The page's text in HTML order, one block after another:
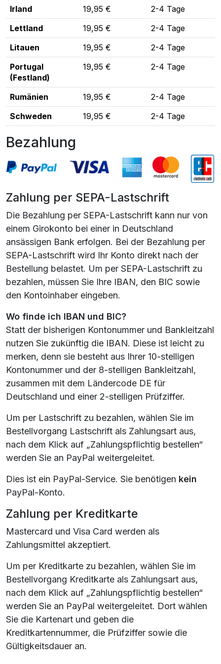
Irland 19,95 €
2-4 Tage
Lettland
19,95 €
2-4 Tage
Litauen
19,95 €
2-4 Tage
Portugal
(Festland)
19,95 € 2-4 Tage
Rumänien 19,95 €
2-4 Tage
Schweden
19,95 € 2-4 Tage
Bezahlung
Zahlung per SEPA-Lastschrift
Die Bezahlung per SEPA-Lastschrift kann nur von
einem Girokonto bei einer in Deutschland
ansässigen Bank erfolgen. Bei der Bezahlung per
SEPA-Lastschrift wird Ihr Konto direkt nach der
Bestellung belastet. Um per SEPA-Lastschrift zu
bezahlen, müssen Sie Ihre IBAN, den BIC sowie
den Kontoinhaber eingeben.
Wo finde ich IBAN und BIC?
Statt der bisherigen Kontonummer und Bankleitzahl
nutzen Sie zukünftig die IBAN. Diese ist leicht zu
merken, denn sie besteht aus Ihrer 10-stelligen
Kontonummer und der 8-stelligen Bankleitzahl,
zusammen mit dem Ländercode DE für
Deutschland und einer 2-stelligen Prüfziffer.
Um per Lastschrift zu bezahlen, wählen Sie im
Bestellvorgang Lastschrift als Zahlungsart aus,
nach dem Klick auf „Zahlungspflichtig bestellen“
werden Sie an PayPal weitergeleitet.
Dies ist ein PayPal-Service. Sie benötigen kein
PayPal-Konto.
Zahlung per Kreditkarte
Mastercard und Visa Card werden als
Zahlungsmittel akzeptiert.
Um per Kreditkarte zu bezahlen, wählen Sie im
Bestellvorgang Kreditkarte als Zahlungsart aus,
nach dem Klick auf „Zahlungspflichtig bestellen“
werden Sie an PayPal weitergeleitet. Dort wählen
Sie die Kartenart und geben die
Kreditkartennummer, die Prüfziffer sowie die
Gültigkeitsdauer an.